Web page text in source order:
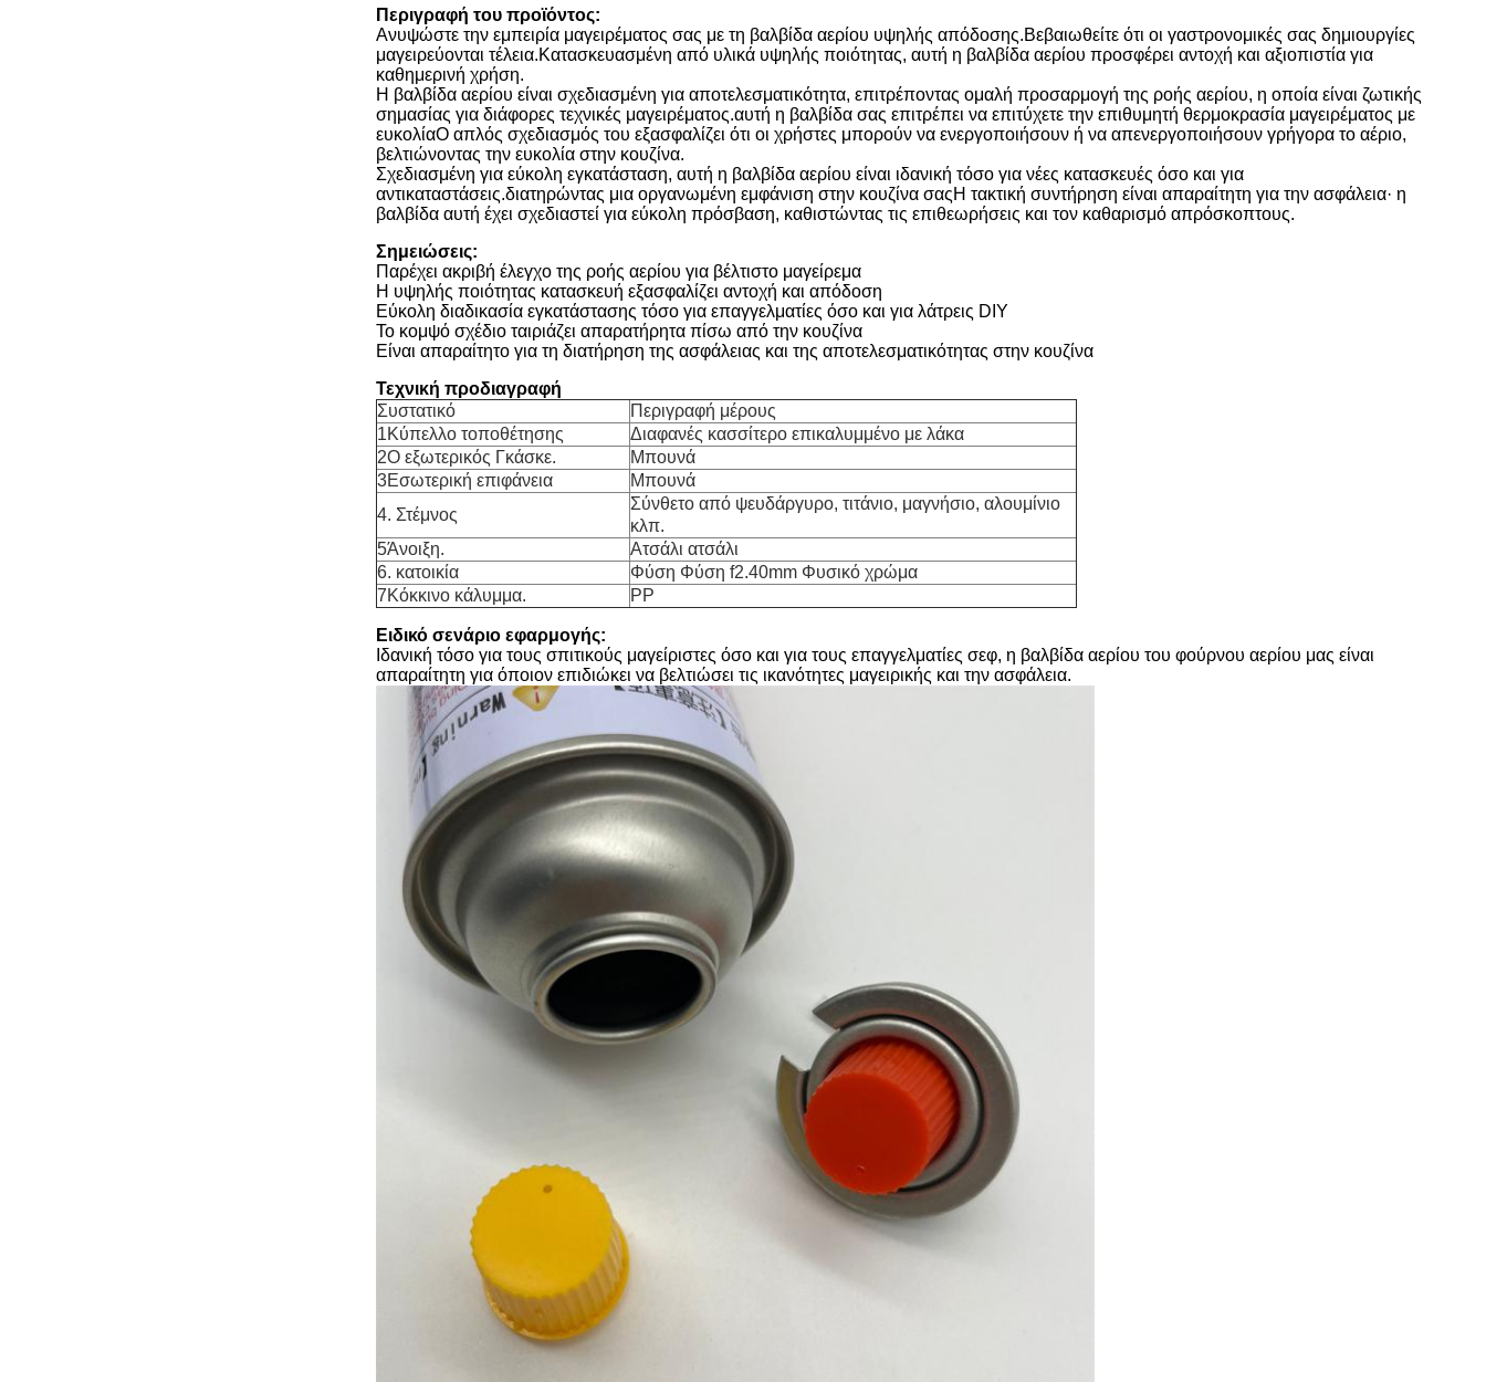
Περιγραφή του προϊόντος:
Ανυψώστε την εμπειρία μαγειρέματος σας με τη βαλβίδα αερίου υψηλής απόδοσης.Βεβαιωθείτε ότι οι γαστρονομικές σας δημιουργίες
μαγειρεύονται τέλεια.Κατασκευασμένη από υλικά υψηλής ποιότητας, αυτή η βαλβίδα αερίου προσφέρει αντοχή και αξιοπιστία για
καθημερινή χρήση.
Η βαλβίδα αερίου είναι σχεδιασμένη για αποτελεσματικότητα, επιτρέποντας ομαλή προσαρμογή της ροής αερίου, η οποία είναι ζωτικής
σημασίας για διάφορες τεχνικές μαγειρέματος.αυτή η βαλβίδα σας επιτρέπει να επιτύχετε την επιθυμητή θερμοκρασία μαγειρέματος με
ευκολίαΟ απλός σχεδιασμός του εξασφαλίζει ότι οι χρήστες μπορούν να ενεργοποιήσουν ή να απενεργοποιήσουν γρήγορα το αέριο,
βελτιώνοντας την ευκολία στην κουζίνα.
Σχεδιασμένη για εύκολη εγκατάσταση, αυτή η βαλβίδα αερίου είναι ιδανική τόσο για νέες κατασκευές όσο και για
αντικαταστάσεις.διατηρώντας μια οργανωμένη εμφάνιση στην κουζίνα σαςΗ τακτική συντήρηση είναι απαραίτητη για την ασφάλεια· η
βαλβίδα αυτή έχει σχεδιαστεί για εύκολη πρόσβαση, καθιστώντας τις επιθεωρήσεις και τον καθαρισμό απρόσκοπτους.
Σημειώσεις:
Παρέχει ακριβή έλεγχο της ροής αερίου για βέλτιστο μαγείρεμα
Η υψηλής ποιότητας κατασκευή εξασφαλίζει αντοχή και απόδοση
Εύκολη διαδικασία εγκατάστασης τόσο για επαγγελματίες όσο και για λάτρεις DIY
Το κομψό σχέδιο ταιριάζει απαρατήρητα πίσω από την κουζίνα
Είναι απαραίτητο για τη διατήρηση της ασφάλειας και της αποτελεσματικότητας στην κουζίνα
Τεχνική προδιαγραφή
Συστατικό
Περιγραφή μέρους
1Κύπελλο τοποθέτησης
Διαφανές κασσίτερο επικαλυμμένο με λάκα
2Ο εξωτερικός Γκάσκε.
Μπουνά
3Εσωτερική επιφάνεια
Μπουνά
4. Στέμνος
Σύνθετο από ψευδάργυρο, τιτάνιο, μαγνήσιο, αλουμίνιο
κλπ.
5Άνοιξη.
Ατσάλι ατσάλι
6. κατοικία
Φύση Φύση f2.40mm Φυσικό χρώμα
7Κόκκινο κάλυμμα.
PP
Ειδικό σενάριο εφαρμογής:
Ιδανική τόσο για τους σπιτικούς μαγείριστες όσο και για τους επαγγελματίες σεφ, η βαλβίδα αερίου του φούρνου αερίου μας είναι
απαραίτητη για όποιον επιδιώκει να βελτιώσει τις ικανότητες μαγειρικής και την ασφάλεια.